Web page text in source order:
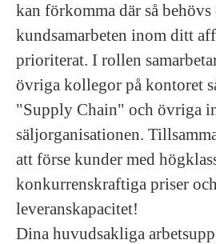
kan förkomma där så behövs
kundsamarbeten inom ditt
prioriterat. I rollen
övriga kollegor på kontoret
"Supply Chain" och övriga
säljorganisationen.
att förse kunder med
konkurrenskraftiga priser
leveranskapacitet!
Dina huvudsakliga